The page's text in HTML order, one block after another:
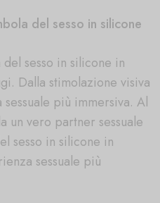
del sesso in silicone
sesso in silicone in
Dalla stimolazione visiva
più immersiva. Al
un vero partner sessuale
sesso in silicone in
sessuale più